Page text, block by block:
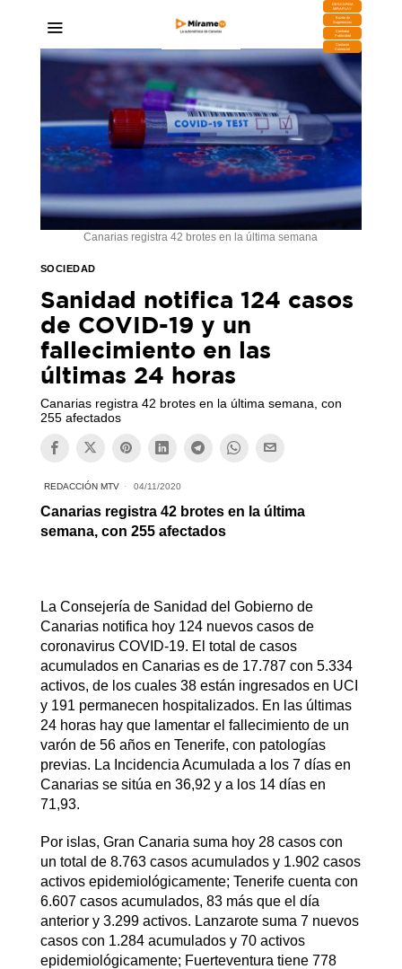
DESCARGA
MIRAPLAY
Buzón de
Sugerencias
Contratar
Publicidad
Contacto
Comercial
Canarias registra 42 brotes e​n la última semana
SOCIEDAD
Sanidad notifica 124 casos
de COVID-19 y un
fallecimiento en las
últimas 24 horas
Canarias registra 42 brotes e​n la última semana, con
255 afectados
REDACCIÓN MTV 04/11/2020
Canarias registra 42 brotes e​n la última
semana, con 255 afectados
La Consejería de Sanidad del Gobierno de
Canarias notifica hoy 124 nuevos casos de
coronavirus COVID-19. El total de casos
acumulados en Canarias es de 17.787 con 5.334
activos, de los cuales 38 están ingresados en UCI
y 191 permanecen hospitalizados. En las últimas
24 horas hay que lamentar el fallecimiento de un
varón de 56 años en Tenerife, con patologías
previas. La Incidencia Acumulada a los 7 días en
Canarias se sitúa en 36,92 y a los 14 días en
71,93.
Por islas, Gran Canaria suma hoy 28 casos con
un total de 8.763 casos acumulados y 1.902 casos
activos epidemiológicamente; Tenerife cuenta con
6.607 casos acumulados, 83 más que el día
anterior y 3.299 activos. Lanzarote suma 7 nuevos
casos con 1.284 acumulados y 70 activos
epidemiológicamente; Fuerteventura tiene 778